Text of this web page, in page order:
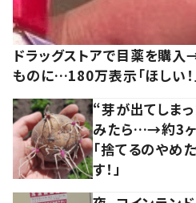
ドラッグストアで目薬を購
ものに…180万表示「ほしい！」
“芽が出てしま
みたら…→約3ヶ
「捨てるのやめ
す！」